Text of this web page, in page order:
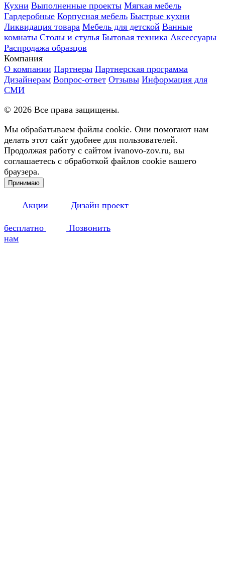
Кухни Выполненные проекты Мягкая мебель
Гардеробные Корпусная мебель Быстрые кухни
Ликвидация товара Мебель для детской Ванные
комнаты Столы и стулья Бытовая техника Аксессуары
Распродажа образцов
Компания
О компании Партнеры Партнерская программа
Дизайнерам Вопрос-ответ Отзывы Информация для
СМИ
© 2026 Все права защищены.
Мы обрабатываем файлы cookie. Они помогают нам
делать этот сайт удобнее для пользователей.
Продолжая работу с сайтом ivanovo-zov.ru, вы
соглашаетесь с обработкой файлов cookie вашего
браузера.
Принимаю
Акции Дизайн проект
бесплатно
Позвонить
нам